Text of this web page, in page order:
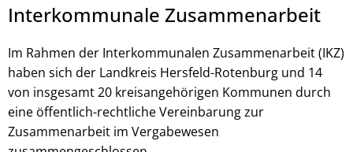
Interkommunale Zusammenarbeit
Im Rahmen der Interkommunalen Zusammenarbeit (IKZ)
haben sich der Landkreis Hersfeld-Rotenburg und 14
von insgesamt 20 kreisangehörigen Kommunen durch
eine öffentlich-rechtliche Vereinbarung zur
Zusammenarbeit im Vergabewesen